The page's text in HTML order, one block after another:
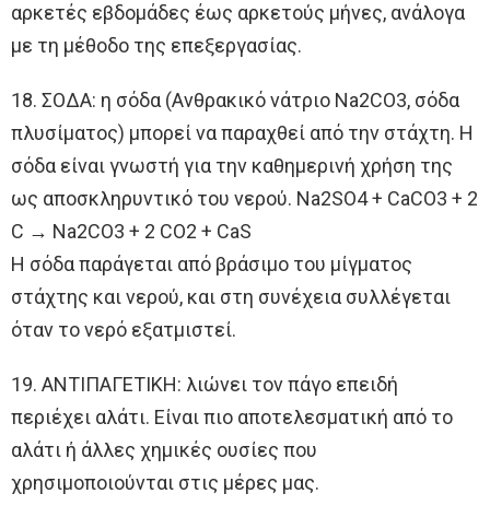
αρκετές εβδομάδες έως αρκετούς μήνες, ανάλογα
με τη μέθοδο της επεξεργασίας.
18. ΣΟΔΑ: η σόδα (Ανθρακικό νάτριο Na2CO3, σόδα
πλυσίματος) μπορεί να παραχθεί από την στάχτη. Η
σόδα είναι γνωστή για την καθημερινή χρήση της
ως αποσκληρυντικό του νερού. Na2SO4 + CaCO3 + 2
C → Na2CO3 + 2 CO2 + CaS
Η σόδα παράγεται από βράσιμο του μίγματος
στάχτης και νερού, και στη συνέχεια συλλέγεται
όταν το νερό εξατμιστεί.
19. ΑΝΤΙΠΑΓΕΤΙΚΗ: λιώνει τον πάγο επειδή
περιέχει αλάτι. Είναι πιο αποτελεσματική από το
αλάτι ή άλλες χημικές ουσίες που
χρησιμοποιούνται στις μέρες μας.